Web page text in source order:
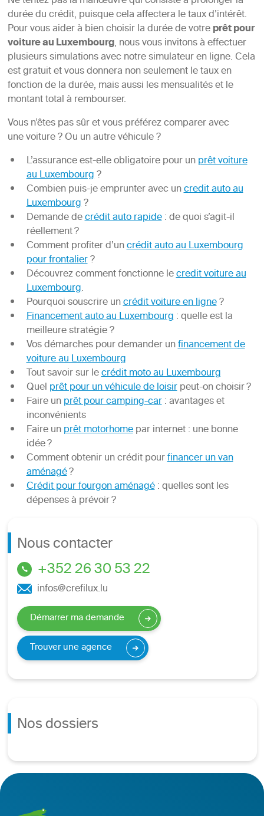
durée du crédit, puisque cela affectera le taux d’intérêt.
Pour vous aider à bien choisir la durée de votreprêt pour
voiture au Luxembourg, nous vous invitons à effectuer
plusieurs simulations avec notre simulateur en ligne. Cela
est gratuit et vous donnera non seulement le taux en
fonction de la durée, mais aussi les mensualités et le
montant total à rembourser.
Vous n’êtes pas sûr et vous préférez comparer avec
une voiture ? Ou un autre véhicule ?
L’assurance est-elle obligatoire pour unprêt voiture
au Luxembourg?
Combien puis-je emprunter avec uncredit auto au
Luxembourg?
Demande decrédit auto rapide: de quoi s’agit-il
réellement ?
Comment profiter d’uncrédit auto au Luxembourg
pour frontalier?
Découvrez comment fonctionne lecredit voiture au
Luxembourg.
Pourquoi souscrire uncrédit voiture en ligne?
Financement auto au Luxembourg: quelle est la
meilleure stratégie ?
Vos démarches pour demander unfinancement de
voiture au Luxembourg
Tout savoir sur lecrédit moto au Luxembourg
Quel prêt pour un véhicule de loisirpeut-on choisir ?
Faire unprêt pour camping-car: avantages et
inconvénients
Faire unprêt motorhomepar internet : une bonne
idée ?
Comment obtenir un crédit pourfinancer un van
aménagé?
Crédit pour fourgon aménagé: quelles sont les
dépenses à prévoir ?
Nous contacter
+352 26 30 53 22
infos@crefilux.lu
Démarrer ma demande
Trouver une agence
Nos dossiers